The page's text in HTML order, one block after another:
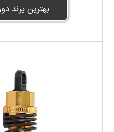
بهترین برند